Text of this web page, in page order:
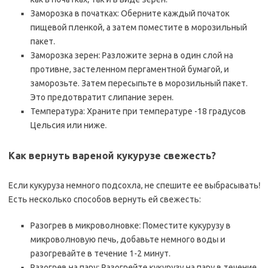
Заморозка в початках: Оберните каждый початок
пищевой пленкой‚ а затем поместите в морозильный
пакет.
Заморозка зерен: Разложите зерна в один слой на
противне‚ застеленном пергаментной бумагой‚ и
заморозьте. Затем пересыпьте в морозильный пакет.
Это предотвратит слипание зерен.
Температура: Храните при температуре -18 градусов
Цельсия или ниже.
Как вернуть вареной кукурузе свежесть?
Если кукуруза немного подсохла‚ не спешите ее выбрасывать!
Есть несколько способов вернуть ей свежесть:
Разогрев в микроволновке: Поместите кукурузу в
микроволновую печь‚ добавьте немного воды и
разогревайте в течение 1-2 минут.